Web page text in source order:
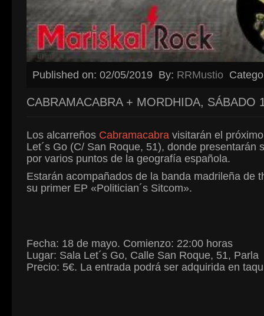
Published on: 02/05/2019 By: RRMustio
CABRAMACABRA + MORDHIDA, SÁBADO
Los alcarreños Cabramacabra visitarán el
Let´s Go (C/ San Roque, 51), donde
por varios puntos de la geografía española.
Estarán acompañados de la banda madrileña de
su primer EP «Politician´s Sitcom».
Fecha: 18 de mayo. Comienzo: 22:00 horas
Lugar: Sala Let´s Go, Calle San Roque, 51, Parla
Precio: 5€. La entrada podrá ser adquirida en